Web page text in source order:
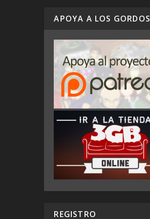
APOYA A LOS GORDOS
REGISTRO